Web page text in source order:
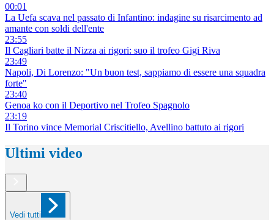
00:01
La Uefa scava nel passato di Infantino: indagine su risarcimento ad
amante con soldi dell'ente
23:55
Il Cagliari batte il Nizza ai rigori: suo il trofeo Gigi Riva
23:49
Napoli, Di Lorenzo: "Un buon test, sappiamo di essere una squadra
forte"
23:40
Genoa ko con il Deportivo nel Trofeo Spagnolo
23:19
Il Torino vince Memorial Criscitiello, Avellino battuto ai rigori
Ultimi video
Vedi tutti